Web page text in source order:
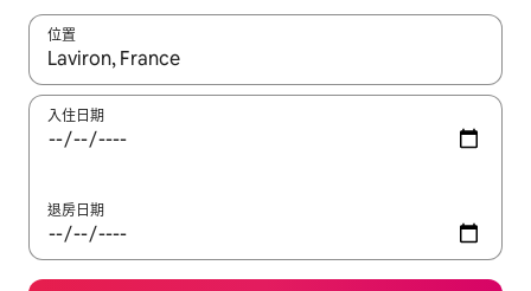
位置
如有搜尋結果，瀏覽內容時請使用上下箭頭，或輕點、滑動裝置。
入住日期
退房日期